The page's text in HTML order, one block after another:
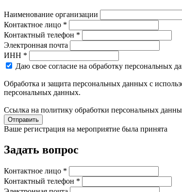
Наименование организации
Контактное лицо *
Контактный телефон *
Электронная почта
ИНН *
Даю свое согласие на обработку персональных
Обработка и защита персональных данных с
персональных данных.
Ссылка на политику обработки персональных
Отправить
Ваше регистрация на мероприятие была принята
Задать вопрос
Контактное лицо *
Контактный телефон *